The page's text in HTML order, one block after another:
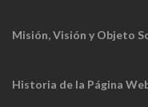
Misión, Visión y Objeto
Historia de la Página